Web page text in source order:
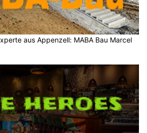
aus Appenzell: MABA Bau Marcel